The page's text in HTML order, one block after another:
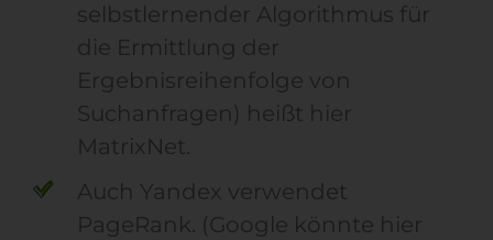
selbstlernender Algorithmus für
die Ermittlung der
Ergebnisreihenfolge von
Suchanfragen) heißt hier
MatrixNet
Auch Yandex verwendet
PageRank (Google könnte hier